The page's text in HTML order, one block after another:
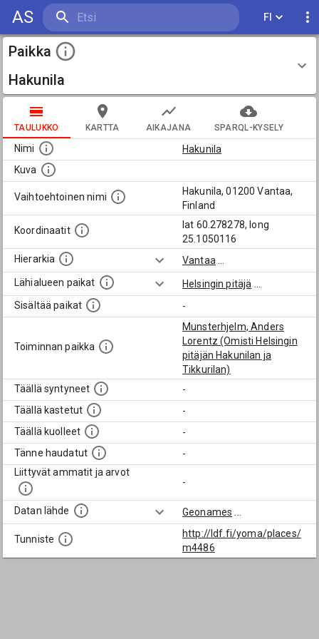
AS FI
Paikka
Hakunila
TAULUKKO KARTTA AIKAJANA SPARQL-KYSELY
Nimi
Hakunila
Kuva
Vaihtoehtoinen nimi
Hakunila, 01200 Vantaa,
Finland
Koordinaatit
lat 60.278278, long
25.1050116
Hierarkia
Vantaa
Lähialueen paikat
Helsingin pitäjä
Sisältää paikat
-
Toiminnan paikka
Munsterhjelm, Anders
Lorentz (Omisti Helsingin
pitäjän Hakunilan ja
Tikkurilan)
Täällä syntyneet
-
Täällä kastetut
-
Täällä kuolleet
-
Tänne haudatut
-
Liittyvät ammatit ja arvot
-
Datan lähde Geonames
Tunniste
http://ldf.fi/yoma/places/
m4486